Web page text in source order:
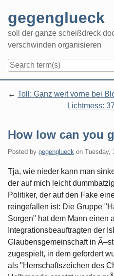
content
gegenglueck
soll der ganze scheißdreck
verschwinden organisieren
Toll: Ganz weit vorne bei
Lichtmess:
How low can you
Posted by gegenglueck on Tuesday,
Tja, wie nieder kann man
der auf mich leicht
Politiker, der auf den Fake
reingefallen ist: Die Gruppe
Sorgen" hat dem Mann einen
Integrationsbeauftragten der
Glaubensgemeinschaft in
zugespielt, in dem gefordert
als "Herrschaftszeichen des